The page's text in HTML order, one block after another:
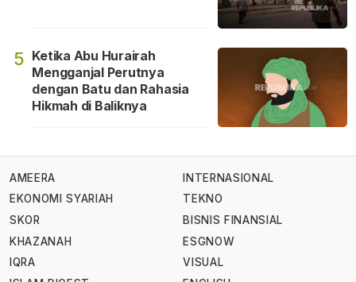
5 Ketika Abu Hurairah
Mengganjal Perutnya
dengan Batu dan Rahasia
Hikmah di Baliknya
AMEERA
EKONOMI SYARIAH
SKOR
KHAZANAH
IQRA
INTERNASIONAL
TEKNO
BISNIS FINANSIAL
ESGNOW
VISUAL